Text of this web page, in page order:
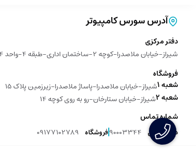
آدرس سورس کامپیوتر
دفتر مرکزی
شیراز-خیابان ملاصدرا-کوچه 2-ساختمان اداری-طبقه 4-واحد 104
فروشگاه
شعبه 1 شیراز-خیابان ملاصدرا-پاساژ ملاصدرا-زیرزمین پلاک 15
شعبه 2 شیراز-خیابان ستارخان-رو به روی کوچه 14
شماره تماس
دفتر مرکزی 90003344فروشگاه 09177102789